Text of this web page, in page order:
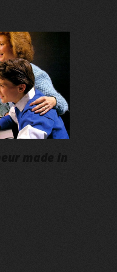
made in